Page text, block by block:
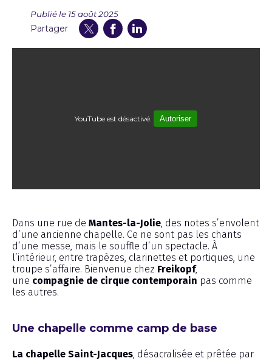
Publié le 15 août 2025
Partager
YouTube est désactivé. Autoriser
Dans une rue de Mantes-la-Jolie , des notes s’envolent
d’une ancienne chapelle. Ce ne sont pas les chants
d’une messe, mais le souffle d’un spectacle. À
l’intérieur, entre trapèzes, clarinettes et portiques, une
troupe s’affaire. Bienvenue chez Freikopf,
une compagnie de cirque contemporain pas comme
les autres.
Une chapelle comme camp de base
La chapelle Saint-Jacques , désacralisée et prêtée par